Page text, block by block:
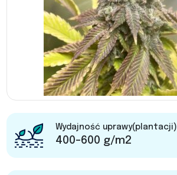
Wydajność uprawy(plantacji)
400-600 g/m2